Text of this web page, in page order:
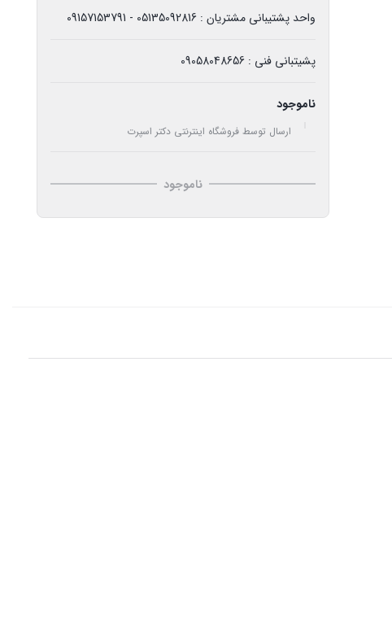
واحد پشتیبانی مشتریان : 05135092816 - 09157153791
پشیتبانی فنی : 09058048656
ناموجود
ارسال توسط فروشگاه اینترنتی دکتر اسپرت
ناموجود